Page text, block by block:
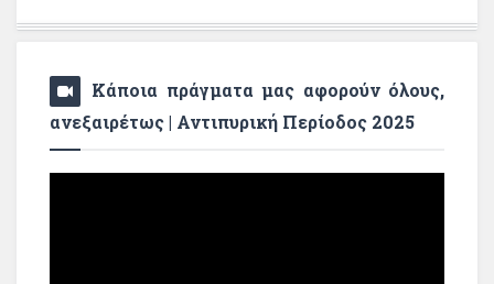
Κάποια πράγματα μας αφορούν όλους,
ανεξαιρέτως | Αντιπυρική Περίοδος 2025